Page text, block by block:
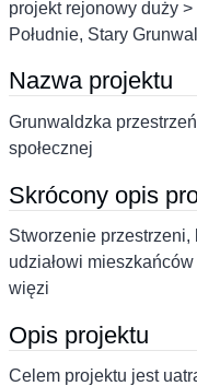
projekt rejonowy duży >
Południe, Stary
Nazwa projektu
Grunwaldzka
społecznej
Skrócony opis
Stworzenie
udziałowi
więzi
Opis projektu
Celem projektu jest